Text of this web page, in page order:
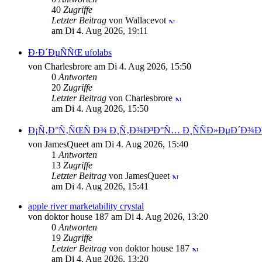
40 Zugriffe
Letzter Beitrag von Wallacevot
am Di 4. Aug 2026, 19:11
Ð·Ð´ÐµÑÑŒ ufolabs
von Charlesbrore am Di 4. Aug 2026, 15:50
0 Antworten
20 Zugriffe
Letzter Beitrag von Charlesbrore
am Di 4. Aug 2026, 15:50
Ð¡Ñ‚Ð°Ñ‚ÑŒÑ Ð¾ Ð¸Ñ‚Ð¾Ð³Ð°Ñ…
von JamesQueet am Di 4. Aug 2026, 15:40
1 Antworten
13 Zugriffe
Letzter Beitrag von JamesQueet
am Di 4. Aug 2026, 15:41
apple river marketability crystal
von doktor house 187 am Di 4. Aug 2026, 13:20
0 Antworten
19 Zugriffe
Letzter Beitrag von doktor house 187
am Di 4. Aug 2026, 13:20